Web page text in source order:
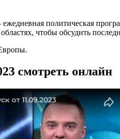
политическая
чтобы обсудить
смотреть онлайн